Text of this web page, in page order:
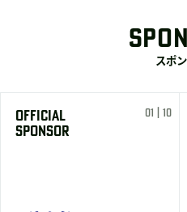
スポ
OFFICIAL
SPONSOR
01 | 10